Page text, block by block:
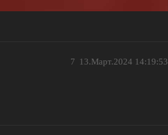
13.Март.2024 14:19:53
7